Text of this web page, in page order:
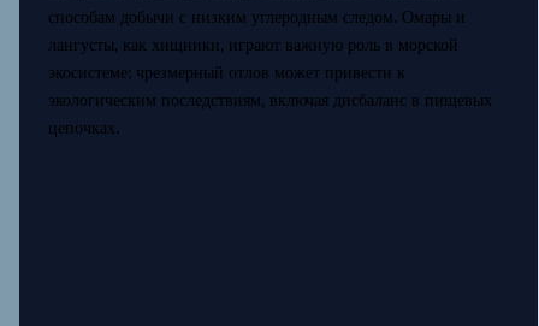
способам добычи с низким углеродным следом. Омары и
лангусты, как хищники, играют важную роль в морской
экосистеме; чрезмерный отлов может привести к
экологическим последствиям, включая дисбаланс в пищевых
цепочках.